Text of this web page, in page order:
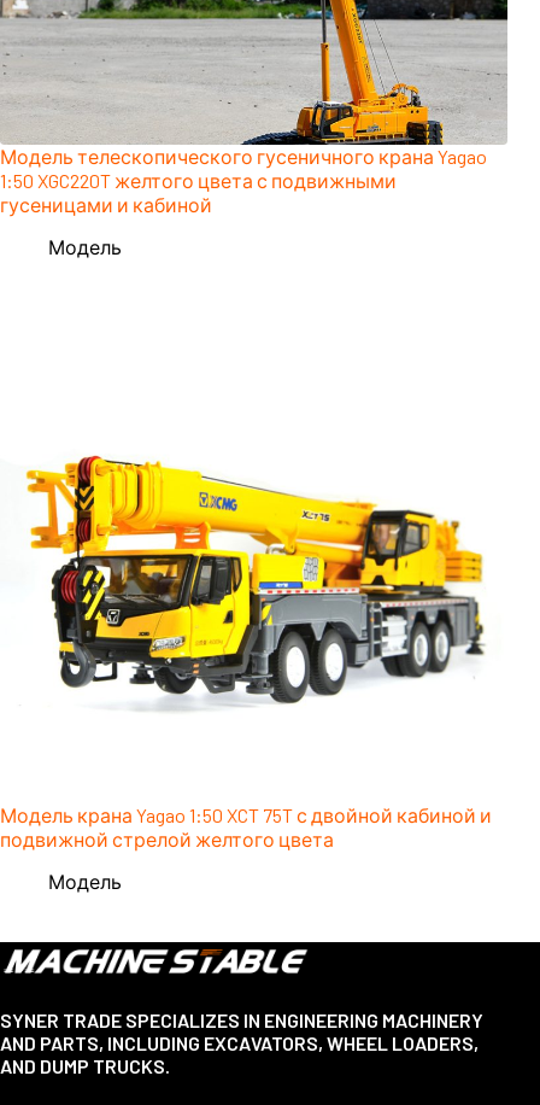
Модель телескопического гусеничного крана Yagao
1:50 XGC220T желтого цвета с подвижными
гусеницами и кабиной
Модель
Модель крана Yagao 1:50 XCT 75T с двойной кабиной и
подвижной стрелой желтого цвета
Модель
SYNER TRADE SPECIALIZES IN ENGINEERING MACHINERY
AND PARTS, INCLUDING EXCAVATORS, WHEEL LOADERS,
AND DUMP TRUCKS.